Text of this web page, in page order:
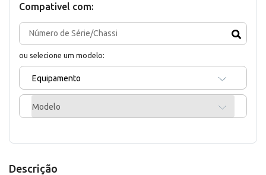
Compativel com:
ou selecione um modelo:
Equipamento
Modelo
Descrição